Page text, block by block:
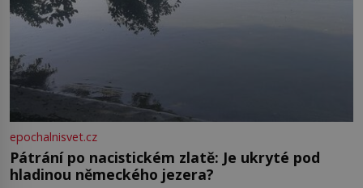
epochalnisvet.cz
Pátrání po nacistickém zlatě: Je ukryté pod
hladinou německého jezera?